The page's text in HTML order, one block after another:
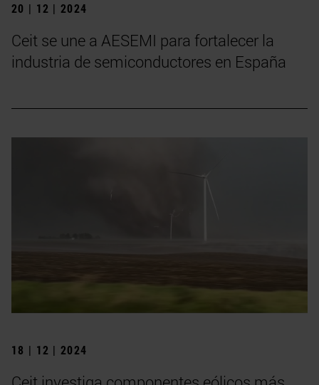
20 | 12 | 2024
Ceit se une a AESEMI para fortalecer la
industria de semiconductores en España
18 | 12 | 2024